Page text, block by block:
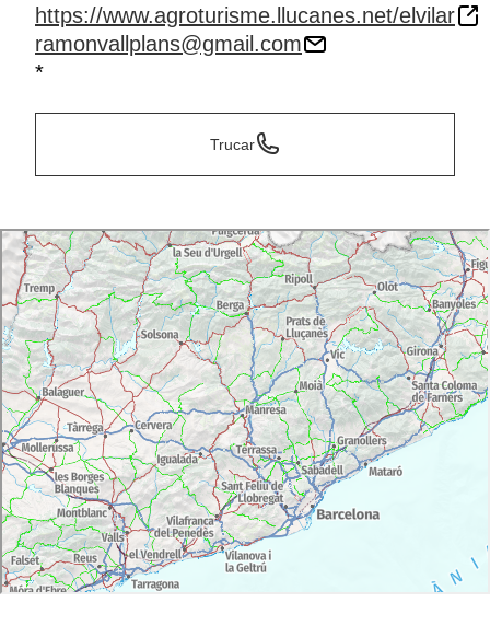
https://www.agroturisme.llucanes.net/elvilar
ramonvallplans@gmail.com
*
Trucar